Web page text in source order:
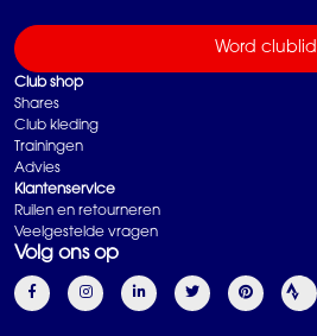
Word clublid
Club shop
Shares
Club kleding
Trainingen
Advies
Klantenservice
Ruilen en retourneren
Veelgestelde vragen
Volg ons op